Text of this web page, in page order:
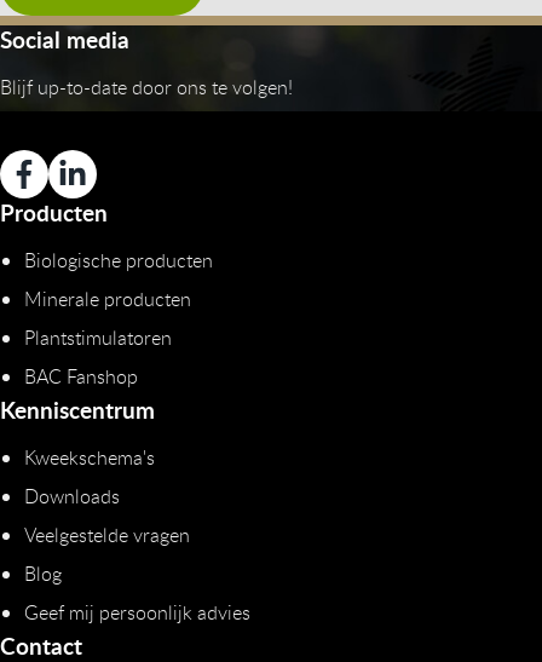
Social media
Blijf up-to-date door ons te volgen!
Producten
Biologische producten
Minerale producten
Plantstimulatoren
BAC Fanshop
Kenniscentrum
Kweekschema's
Downloads
Veelgestelde vragen
Blog
Geef mij persoonlijk advies
Contact